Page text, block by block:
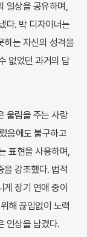
일상을 공유하며,
다. 박 디자이너는
하는 자신의 성격을
없었던 과거의 답
울림을 주는 사랑
음에도 불구하고
표현을 사용하며,
을 강조했다. 법적
장기 연애 중이
해 끊임없이 노력
인상을 남겼다.